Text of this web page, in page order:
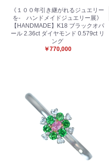
《１００年引き継がれるジュエリー
を- ハンドメイドジュエリー展》
【HANDMADE】K18 ブラックオパ
ール 2.36ct ダイヤモンド 0.579ct リ
ング
￥770,000